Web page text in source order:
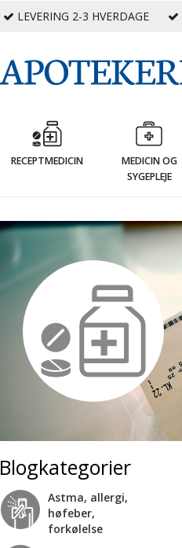
LEVERING 2-3 HVERDAGE
RECEPTMEDICIN
MEDICIN OG
SYGEPLEJE
Blogkategorier
Astma, allergi,
høfeber,
forkølelse